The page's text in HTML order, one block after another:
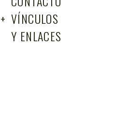
+ VÍNCULOS
Y ENLACES